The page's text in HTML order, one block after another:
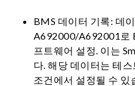
BMS 데이터 기록: 데
A692000/A692001로
프트웨어 설정. 이는
다. 해당 데이터는 테
조건에서 설정될 수 있